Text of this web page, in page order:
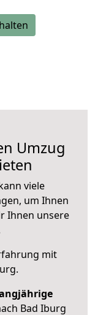
Umzug
viele
um Ihnen
Ihnen unsere
mit
.
Bad Iburg